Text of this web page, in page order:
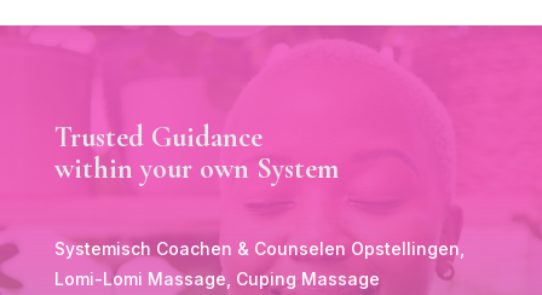
Trusted Guidance
within your own System
Systemisch Coachen & Counselen Opstellingen,
Lomi-Lomi Massage, Cuping Massage